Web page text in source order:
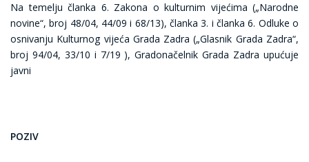
Na temelju članka 6. Zakona o kulturnim vijećima („Narodne
novine“, broj 48/04, 44/09 i 68/13), članka 3. i članka 6. Odluke o
osnivanju Kulturnog vijeća Grada Zadra („Glasnik Grada Zadra“,
broj 94/04, 33/10 i 7/19 ), Gradonačelnik Grada Zadra upućuje
javni
POZIV